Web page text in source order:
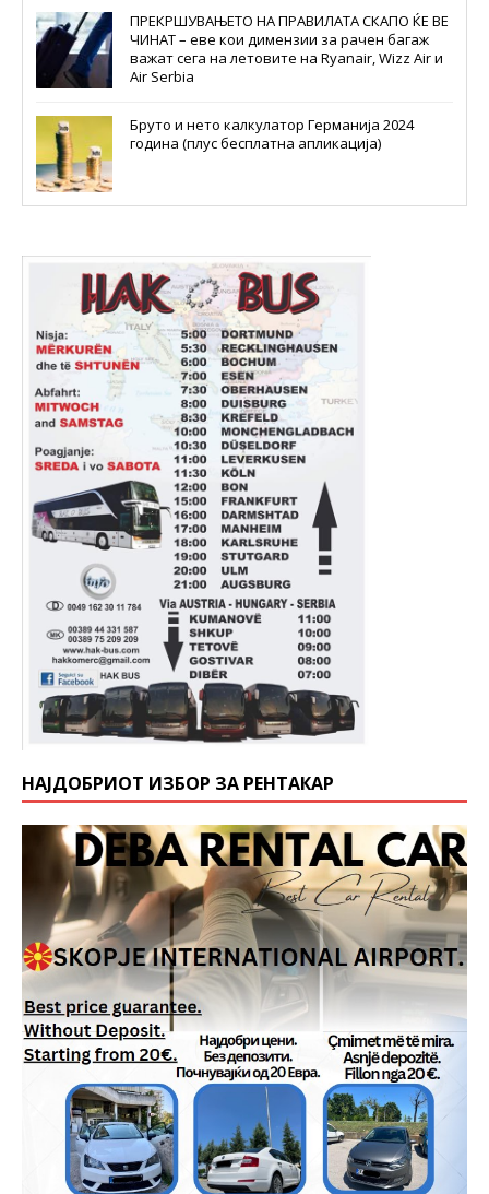
ПРЕКРШУВАЊЕТО НА ПРАВИЛАТА СКАПО ЌЕ ВЕ
ЧИНАТ – еве кои димензии за рачен багаж
важат сега на летовите на Ryanair, Wizz Air и
Air Serbia
Бруто и нето калкулатор Германија 2024
година (плус бесплатна апликација)
НАЈДОБРИОТ ИЗБОР ЗА РЕНТАКАР